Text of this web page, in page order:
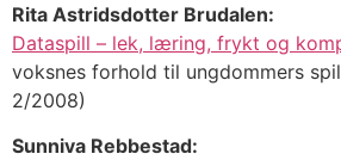
Rita Astridsdotter Brudalen:
Dataspill – lek, læring, frykt og
voksnes forhold til ungdommers
2/2008)
Sunniva Rebbestad: